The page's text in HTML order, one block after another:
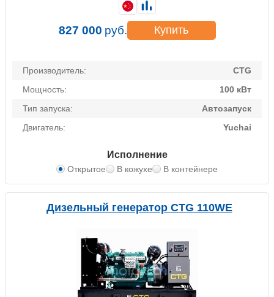
Производитель:
CTG
Мощность:
100 кВт
Тип запуска:
Автозапуск
Двигатель:
Yuchai
Исполнение
Открытое В кожухе В контейнере
827 000 руб. Купить
Дизельный генератор CTG 110WE